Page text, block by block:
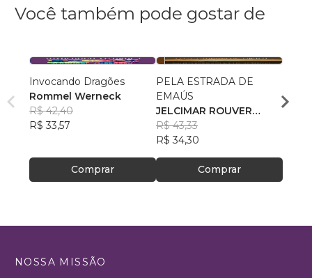
Você também pode gostar de
Invocando Dragões
Rommel Werneck
R$ 42,40
R$ 33,57
Comprar
PELA ESTRADA DE
EMAÚS
JELCIMAR ROUVER
JÚNIOR E PEDRO
FERNANDES DE
ALMEIDA
R$ 43,33
R$ 34,30
Comprar
R$
NOSSA MISSÃO